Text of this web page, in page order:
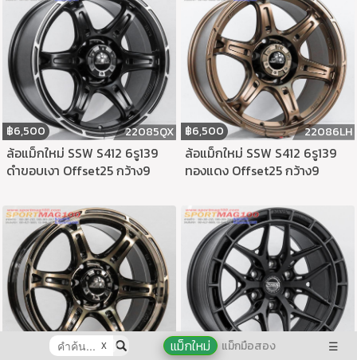
฿6,500 22085QX
ล้อแม็กใหม่ SSW S412 6รู139
ดำขอบเงา Offset25 กว้าง9
฿6,500 22086LH
ล้อแม็กใหม่ SSW S412 6รู139
ทองแดง Offset25 กว้าง9
฿6,000 22097QX
X แม็กใหม่ แม็กมือสอง ☰